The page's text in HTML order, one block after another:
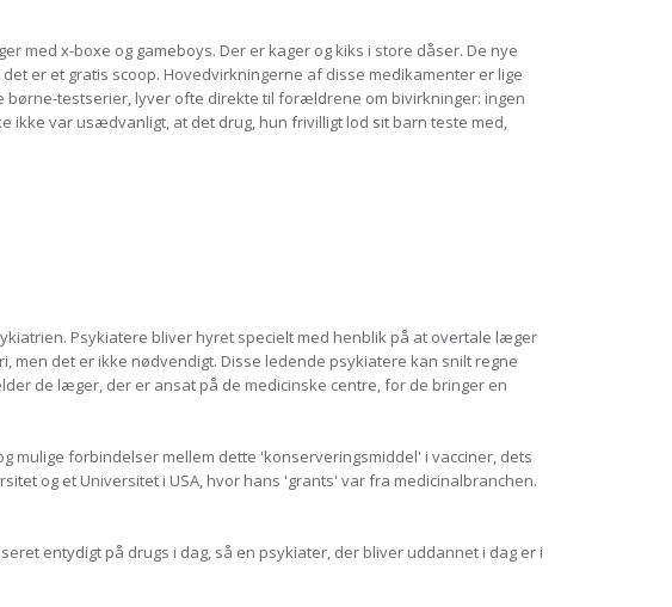
med x-boxe og gameboys. Der er kager og kiks i store dåser. De nye
er et gratis scoop. Hovedvirkningerne af disse medikamenter er lige
testserier, lyver ofte direkte til forældrene om bivirkninger: ingen
var usædvanligt, at det drug, hun frivilligt lod sit barn teste med,
Psykiatere bliver hyret specielt med henblik på at overtale læger
det er ikke nødvendigt. Disse ledende psykiatere kan snilt regne
de læger, der er ansat på de medicinske centre, for de bringer en
mulige forbindelser mellem dette 'konserveringsmiddel' i vacciner, dets
og et Universitet i USA, hvor hans 'grants' var fra medicinalbranchen.
entydigt på drugs i dag, så en psykiater, der bliver uddannet i dag er i